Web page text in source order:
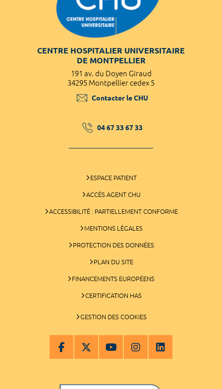
CENTRE HOSPITALIER UNIVERSITAIRE
DE MONTPELLIER
191 av. du Doyen Giraud
34295 Montpellier cedex 5
Contacter le CHU
04 67 33 67 33
ESPACE PATIENT
ACCÈS AGENT CHU
ACCESSIBILITÉ : PARTIELLEMENT CONFORME
MENTIONS LÉGALES
PROTECTION DES DONNÉES
PLAN DU SITE
FINANCEMENTS EUROPÉENS
CERTIFICATION HAS
GESTION DES COOKIES